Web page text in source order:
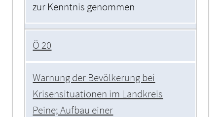
zur Kenntnis genommen
Ö 20
Warnung der Bevölkerung bei
Krisensituationen im Landkreis
Peine; Aufbau einer